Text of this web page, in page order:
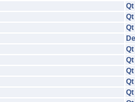
Qt
Qt
Qt
Qt
Qt
Qt
Qt
Qt